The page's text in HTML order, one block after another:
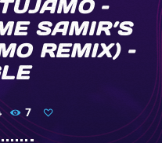
–
SAMIR’S
REMIX) –
7